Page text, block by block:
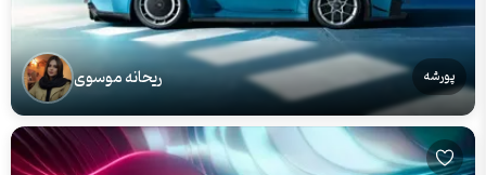
پورشه ریحانه موسوی